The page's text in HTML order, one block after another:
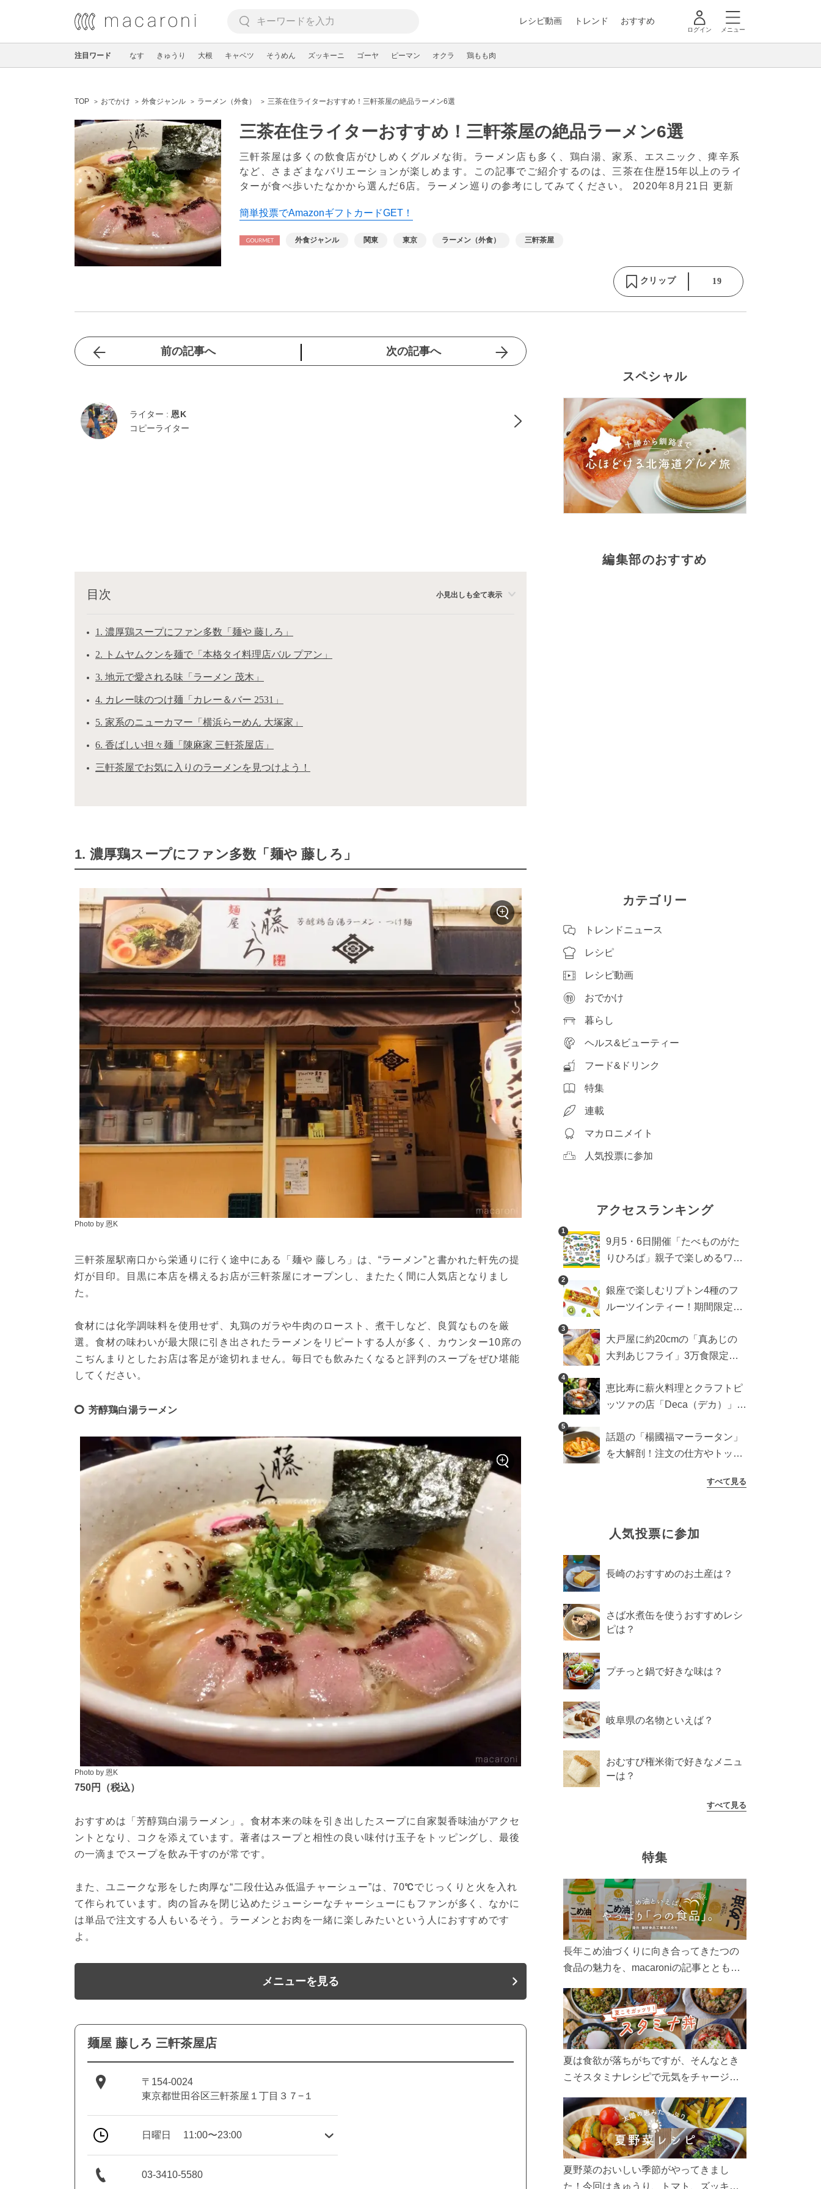
レシピ動画 トレンド おすすめ
ログイン メニュー
注目ワード なす きゅうり 大根 キャベツ そうめん ズッキーニ ゴーヤ ピーマン オクラ 鶏もも肉
TOP おでかけ 外食ジャンル ラーメン（外食） 三茶在住ライターおすすめ！三軒茶屋の絶品ラーメン6選
三茶在住ライターおすすめ！三軒茶屋の絶品ラーメン6選
三軒茶屋は多くの飲食店がひしめくグルメな街。ラーメン店も多く、鶏白湯、家系、エスニック、痺辛系
など、さまざまなバリエーションが楽しめます。この記事でご紹介するのは、三茶在住歴15年以上のライ
ターが食べ歩いたなかから選んだ6店。ラーメン巡りの参考にしてみてください。 2020年8月21日 更新
簡単投票でAmazonギフトカードGET！
外食ジャンル 関東 東京 ラーメン（外食） 三軒茶屋
クリップ 19
前の記事へ 次の記事へ
ライター : 恩K
コピーライター
目次 小見出しも全て表示
1. 濃厚鶏スープにファン多数「麺や 藤しろ」
2. トムヤムクンを麺で「本格タイ料理店バル プアン」
3. 地元で愛される味「ラーメン 茂木」
4. カレー味のつけ麺「カレー＆バー 2531」
5. 家系のニューカマー「横浜らーめん 大塚家」
6. 香ばしい担々麺「陳麻家 三軒茶屋店」
三軒茶屋でお気に入りのラーメンを見つけよう！
1. 濃厚鶏スープにファン多数「麺や 藤しろ」
Photo by 恩K
三軒茶屋駅南口から栄通りに行く途中にある「麺や 藤しろ」は、“ラーメン”と書かれた軒先の提
灯が目印。目黒に本店を構えるお店が三軒茶屋にオープンし、またたく間に人気店となりまし
た。
食材には化学調味料を使用せず、丸鶏のガラや牛肉のロースト、煮干しなど、良質なものを厳
選。食材の味わいが最大限に引き出されたラーメンをリピートする人が多く、カウンター10席の
こぢんまりとしたお店は客足が途切れません。毎日でも飲みたくなると評判のスープをぜひ堪能
してください。
芳醇鶏白湯ラーメン
Photo by 恩K
750円（税込）
おすすめは「芳醇鶏白湯ラーメン」。食材本来の味を引き出したスープに自家製香味油がアクセ
ントとなり、コクを添えています。著者はスープと相性の良い味付け玉子をトッピングし、最後
の一滴までスープを飲み干すのが常です。
また、ユニークな形をした肉厚な“二段仕込み低温チャーシュー”は、70℃でじっくりと火を入れ
て作られています。肉の旨みを閉じ込めたジューシーなチャーシューにもファンが多く、なかに
は単品で注文する人もいるそう。ラーメンとお肉を一緒に楽しみたいという人におすすめです
よ。
メニューを見る
麺屋 藤しろ 三軒茶屋店
〒154-0024
東京都世田谷区三軒茶屋１丁目３７−１
日曜日 11:00〜23:00
03-3410-5580
スペシャル
編集部のおすすめ
カテゴリー
トレンドニュース
レシピ
レシピ動画
おでかけ
暮らし
ヘルス&ビューティー
フード&ドリンク
特集
連載
マカロニメイト
人気投票に参加
アクセスランキング
1
9月5・6日開催「たべものがた
りひろば」親子で楽しめるワー
ーなどをご紹介
2
銀座で楽しむリプトン4種のフ
ルーツインティー！期間限定キ
3
大戸屋に約20cmの「真あじの
大判あじフライ」3万食限定で
メニュー
4
恵比寿に薪火料理とクラフトピ
ッツァの店「Deca（デカ）」が
ストラン
5
話題の「楊國福マーラータン」
を大解剖！注文の仕方やトッピ
すべて見る
人気投票に参加
長崎のおすすめのお土産は？
さば水煮缶を使うおすすめレシ
ピは？
プチっと鍋で好きな味は？
岐阜県の名物といえば？
おむすび権米衛で好きなメニュ
ーは？
すべて見る
特集
長年こめ油づくりに向き合ってきたつの
食品の魅力を、macaroniの記事とともに
ん、製造現場や品質へのこだわりまで。
こめ油をもっと好きになるコンテンツを
ぜひお楽しみください。
夏は食欲が落ちがちですが、そんなとき
こそスタミナレシピで元気をチャージ！
リ食べて、夏バテを吹き飛ばしましょ
う！
夏野菜のおいしい季節がやってきまし
た！今回はきゅうり、トマト、ズッキー